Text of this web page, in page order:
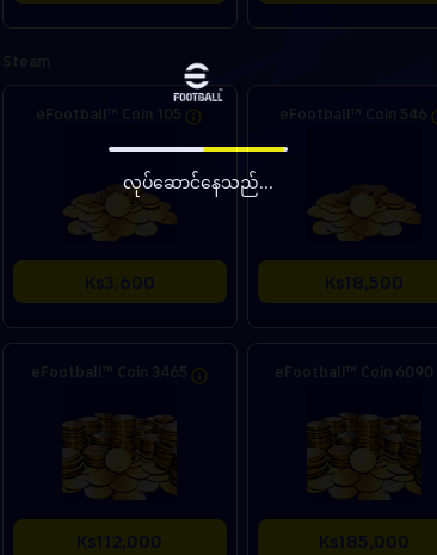
လုပ်ဆောင်နေသည်...
eFootball™ Coin 105
Ks3,600
eFootball™ Coin 546
Ks18,500
eFootball™ Coin 3465
Ks112,000
eFootball™ Coin 6090
Ks185,000